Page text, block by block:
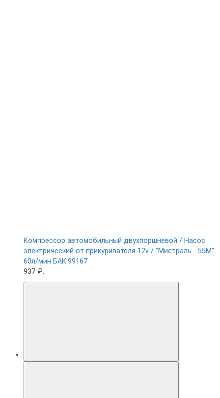
Компрессор автомобильный двухпоршневой / Насос
электрический от прикуривателя 12v / "Мистраль - 55М"
60л/мин БАК.99167
937 ₽.